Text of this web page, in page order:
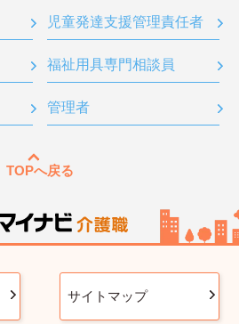
児童発達支援管理責任者
福祉用具専門相談員
管理者
TOPへ戻る
サイトマップ